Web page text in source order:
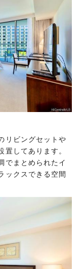
リビングセットや
置してあります。
でまとめられたイ
ックスできる空間